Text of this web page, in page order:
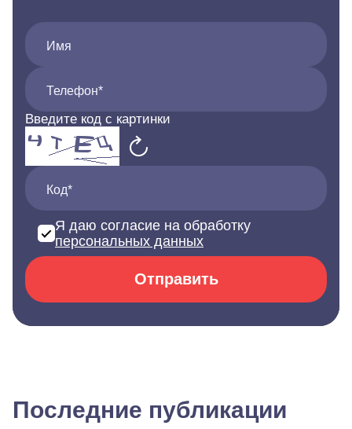
Имя
Телефон*
Введите код с картинки
Код*
Я даю согласие на обработку
персональных данных
Отправить
Последние публикации